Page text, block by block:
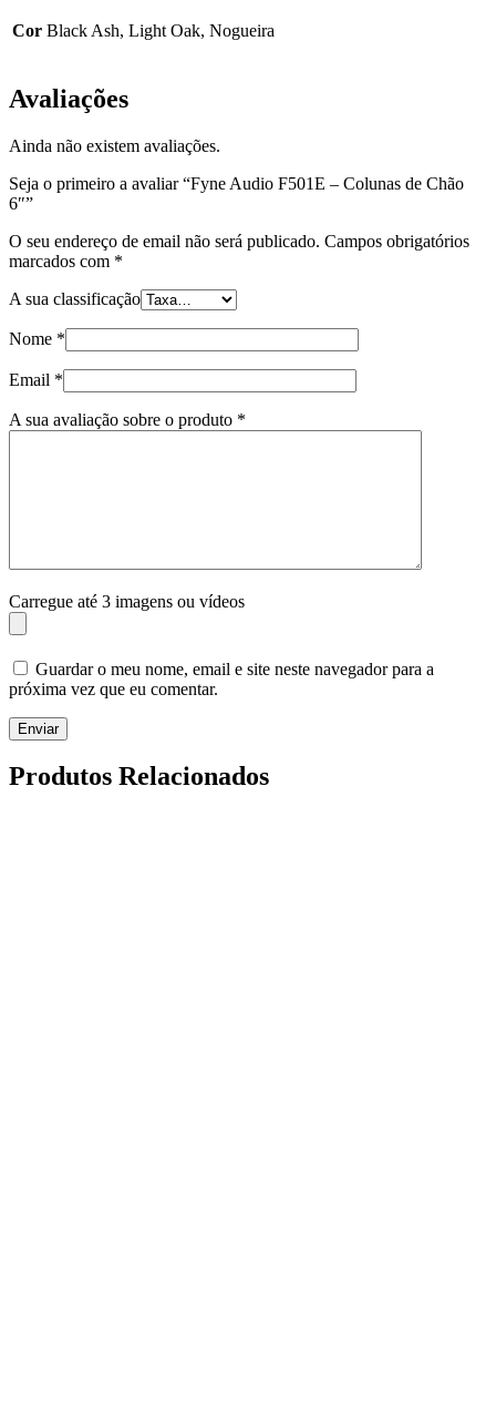
Cor Black Ash, Light Oak, Nogueira
Avaliações
Ainda não existem avaliações.
Seja o primeiro a avaliar “Fyne Audio F501E – Colunas de Chão
6″”
O seu endereço de email não será publicado. Campos obrigatórios
marcados com *
A sua classificação
Nome *
Email *
A sua avaliação sobre o produto *
Carregue até 3 imagens ou vídeos
Guardar o meu nome, email e site neste navegador para a
próxima vez que eu comentar.
Enviar
Produtos Relacionados